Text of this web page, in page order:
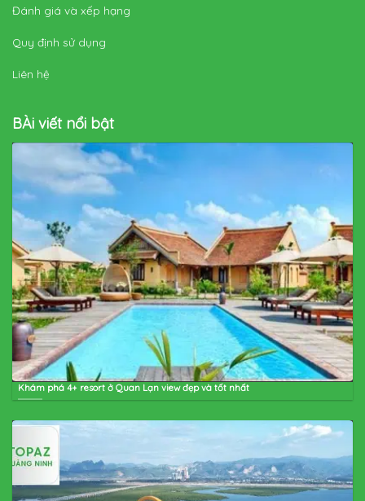
Đánh giá và xếp hạng
Quy định sử dụng
Liên hệ
BÀi viết nổi bật
Khám phá 4+ resort ở Quan Lạn view đẹp và tốt nhất